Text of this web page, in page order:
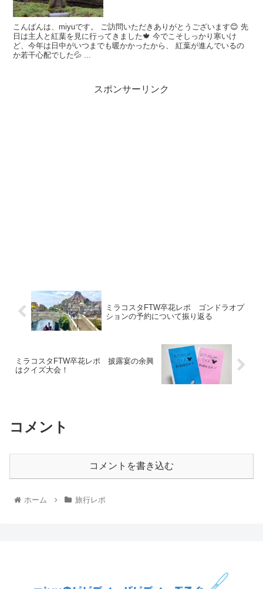
こんばんは、miyuです。 ご訪問いただきありがとうございます😊 先
日は主人と紅葉を見に行ってきました🍁 今でこそしっかり寒いけ
ど、今年は日中がいつまでも暖かかったから、 紅葉が進んでいるの
か若干心配でした💦 ...
スポンサーリンク
ミラコスタFTW卒花レポ ゴンドラオプ
ションの予約について振り返る
ミラコスタFTW卒花レポ 披露宴の余興
はクイズ大会！
コメント
コメントを書き込む
ホーム 旅行レポ